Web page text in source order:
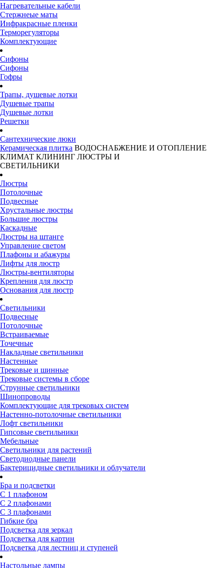
Нагревательные кабели
Стержнеые маты
Инфракрасные пленки
Терморегуляторы
Комплектующие
Сифоны
Сифоны
Гофры
Трапы, душевые лотки
Душевые трапы
Душевые лотки
Решетки
Сантехнические люки
Керамическая плитка ВОДОСНАБЖЕНИЕ И ОТОПЛЕНИЕ
КЛИМАТ КЛИНИНГ ЛЮСТРЫ И
СВЕТИЛЬНИКИ
Люстры
Потолочные
Подвесные
Хрустальные люстры
Большие люстры
Каскадные
Люстры на штанге
Управление светом
Плафоны и абажуры
Лифты для люстр
Люстры-вентиляторы
Крепления для люстр
Основания для люстр
Светильники
Подвесные
Потолочные
Встраиваемые
Точечные
Накладные светильники
Настенные
Трековые и шинные
Трековые системы в сборе
Струнные светильники
Шинопроводы
Комплектующие для трековых систем
Настенно-потолочные светильники
Лофт светильники
Гипсовые светильники
Мебельные
Светильники для растений
Светодиодные панели
Бактерицидные светильники и облучатели
Бра и подсветки
С 1 плафоном
С 2 плафонами
С 3 плафонами
Гибкие бра
Подсветка для зеркал
Подсветка для картин
Подсветка для лестниц и ступеней
Настольные лампы